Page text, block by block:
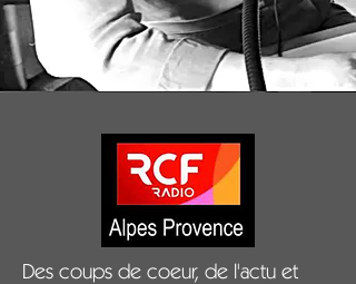
Des coups de coeur, de l'actu et